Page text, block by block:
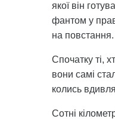
якої він
фантом у
на повстання.
Спочатку ті,
вони самі
колись
Сотні